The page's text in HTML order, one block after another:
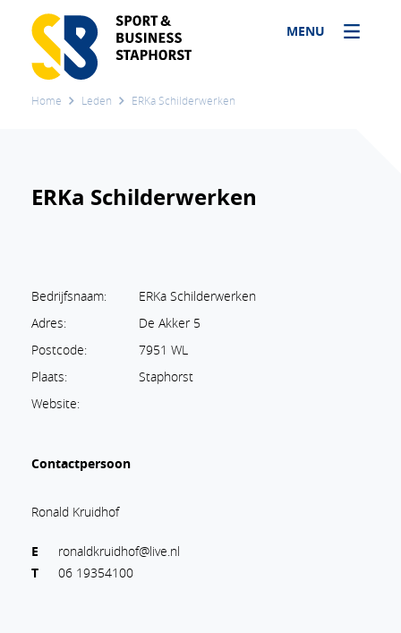
MENU
Home Leden ERKa Schilderwerken
ERKa Schilderwerken
Bedrijfsnaam:
ERKa Schilderwerken
Adres:
De Akker 5
Postcode:
7951 WL
Plaats:
Staphorst
Website:
Contactpersoon
Ronald Kruidhof
E
ronaldkruidhof@live.nl
T
06 19354100